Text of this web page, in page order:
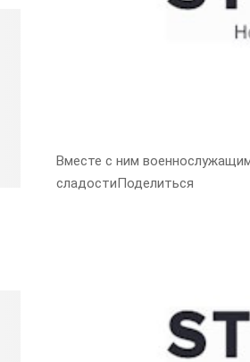
Вместе с ним
сладостиПоделиться